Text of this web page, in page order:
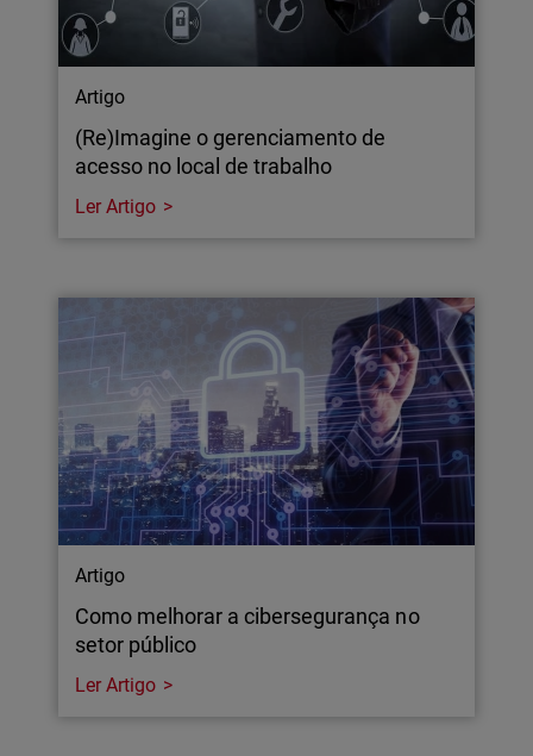
Artigo
(Re)Imagine o gerenciamento de
acesso no local de trabalho
Ler Artigo
Artigo
Como melhorar a cibersegurança no
setor público
Ler Artigo